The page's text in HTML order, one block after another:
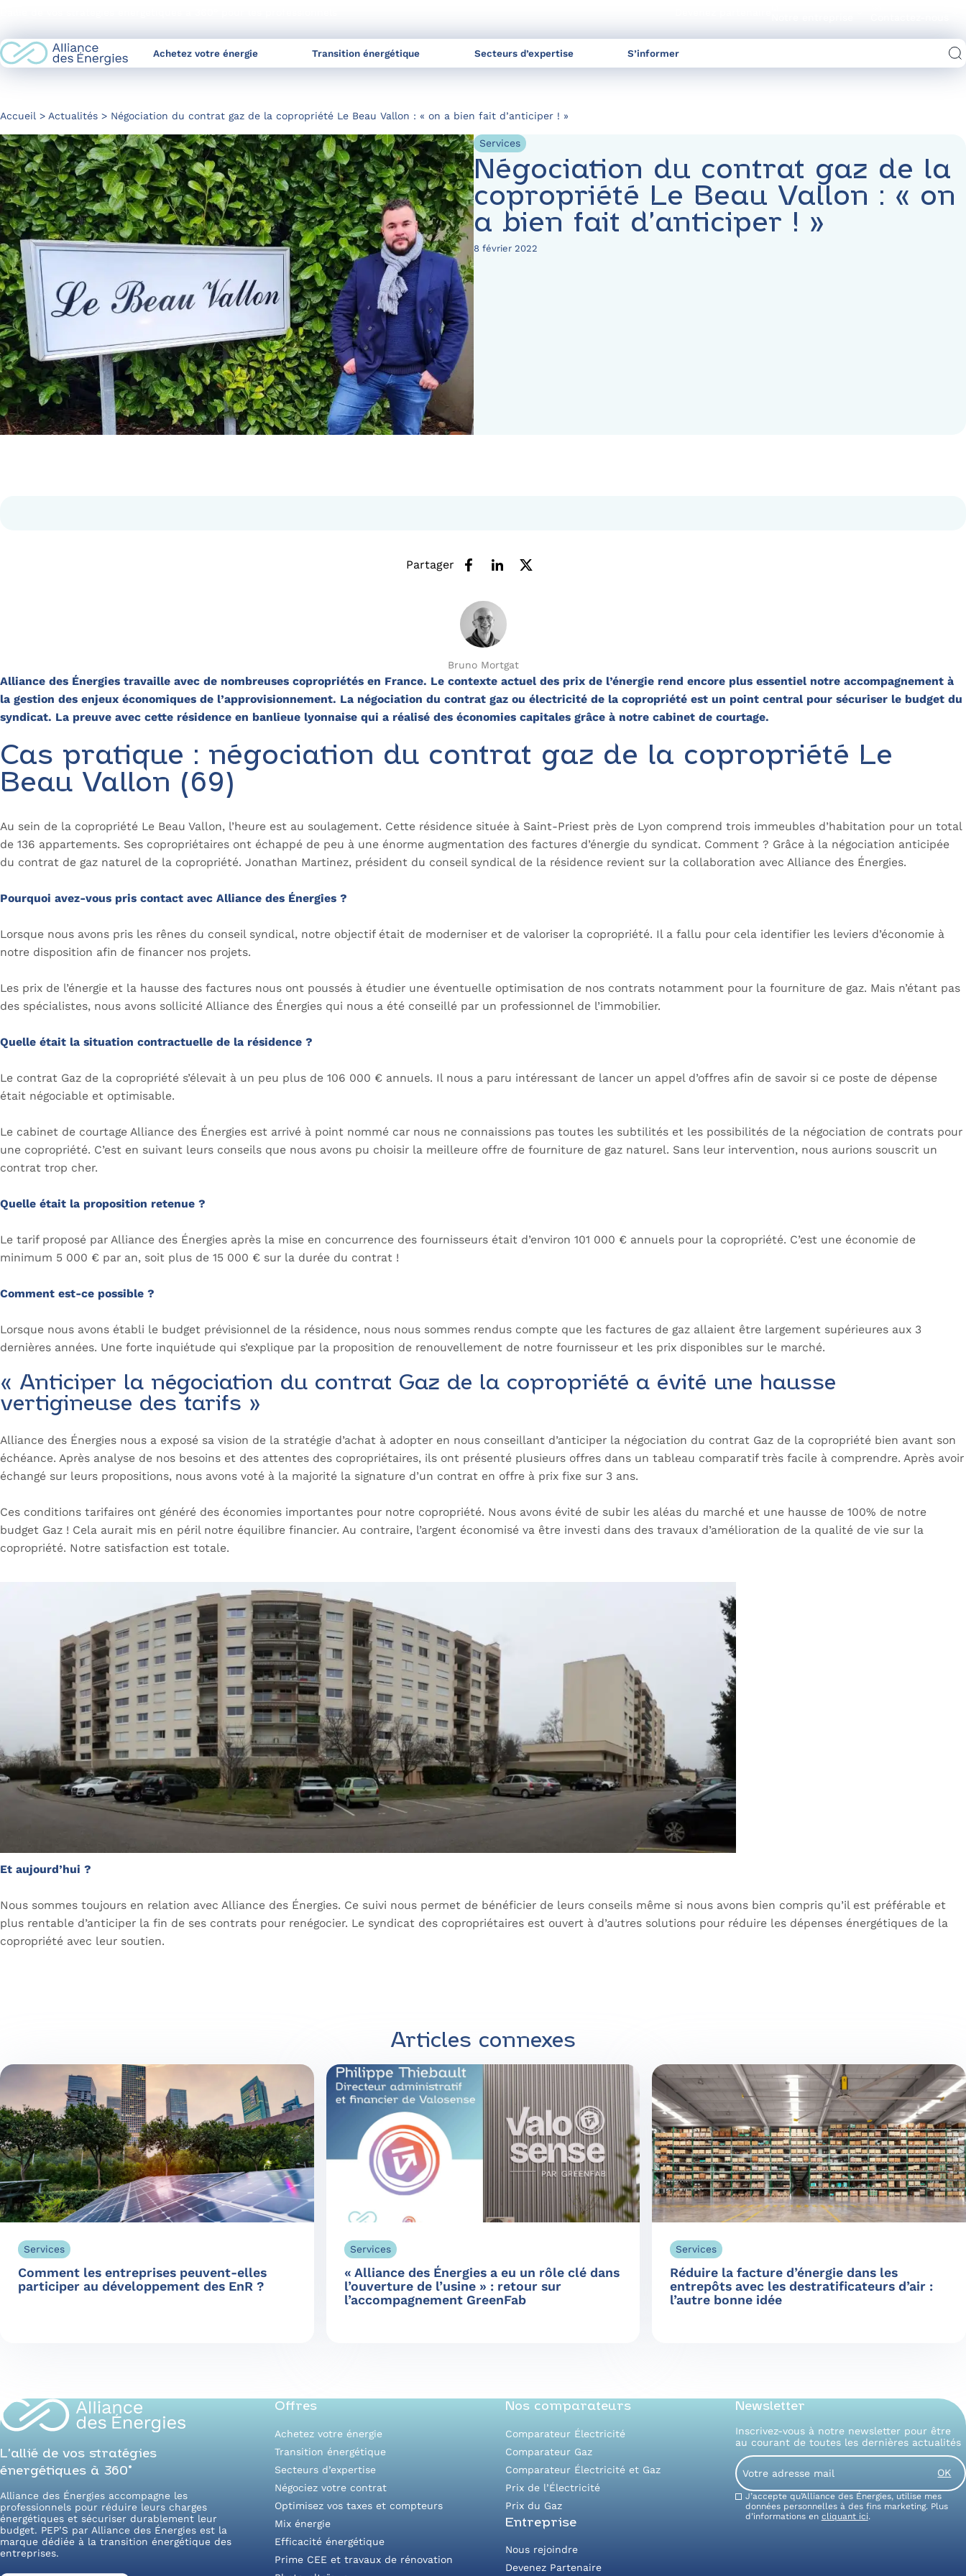
Content
Achetez votre énergie Transition énergétique Secteurs d’expertise S’informer
Accueil Actualités Négociation du contrat gaz de la copropriété Le Beau Vallon : « on a bien fait d’anticiper ! »
Services
Négociation du contrat gaz de la
copropriété Le Beau Vallon : « on
a bien fait d’anticiper ! »
8 février 2022
Partager
Bruno Mortgat
Alliance des Énergies travaille avec de nombreuses copropriétés en France. Le contexte actuel des prix de l’énergie rend encore plus essentiel notre accompagnement à
la gestion des enjeux économiques de l’approvisionnement. La négociation du contrat gaz ou électricité de la copropriété est un point central pour sécuriser le budget du
syndicat. La preuve avec cette résidence en banlieue lyonnaise qui a réalisé des économies capitales grâce à notre cabinet de courtage.
Cas pratique : négociation du contrat gaz de la copropriété Le
Beau Vallon (69)
Au sein de la copropriété Le Beau Vallon, l’heure est au soulagement. Cette résidence située à Saint-Priest près de Lyon comprend trois immeubles d’habitation pour un total
de 136 appartements. Ses copropriétaires ont échappé de peu à une énorme augmentation des factures d’énergie du syndicat. Comment ? Grâce à la négociation anticipée
du contrat de gaz naturel de la copropriété. Jonathan Martinez, président du conseil syndical de la résidence revient sur la collaboration avec Alliance des Énergies.
Pourquoi avez-vous pris contact avec Alliance des Énergies ?
Lorsque nous avons pris les rênes du conseil syndical, notre objectif était de moderniser et de valoriser la copropriété. Il a fallu pour cela identifier les leviers d’économie à
notre disposition afin de financer nos projets.
Les prix de l’énergie et la hausse des factures nous ont poussés à étudier une éventuelle optimisation de nos contrats notamment pour la fourniture de gaz. Mais n’étant pas
des spécialistes, nous avons sollicité Alliance des Énergies qui nous a été conseillé par un professionnel de l’immobilier.
Quelle était la situation contractuelle de la résidence ?
Le contrat Gaz de la copropriété s’élevait à un peu plus de 106 000 € annuels. Il nous a paru intéressant de lancer un appel d’offres afin de savoir si ce poste de dépense
était négociable et optimisable.
Le cabinet de courtage Alliance des Énergies est arrivé à point nommé car nous ne connaissions pas toutes les subtilités et les possibilités de la négociation de contrats pour
une copropriété. C’est en suivant leurs conseils que nous avons pu choisir la meilleure offre de fourniture de gaz naturel. Sans leur intervention, nous aurions souscrit un
contrat trop cher.
Quelle était la proposition retenue ?
Le tarif proposé par Alliance des Énergies après la mise en concurrence des fournisseurs était d’environ 101 000 € annuels pour la copropriété. C’est une économie de
minimum 5 000 € par an, soit plus de 15 000 € sur la durée du contrat !
Comment est-ce possible ?
Lorsque nous avons établi le budget prévisionnel de la résidence, nous nous sommes rendus compte que les factures de gaz allaient être largement supérieures aux 3
dernières années. Une forte inquiétude qui s’explique par la proposition de renouvellement de notre fournisseur et les prix disponibles sur le marché.
« Anticiper la négociation du contrat Gaz de la copropriété a évité une hausse
vertigineuse des tarifs »
Alliance des Énergies nous a exposé sa vision de la stratégie d’achat à adopter en nous conseillant d’anticiper la négociation du contrat Gaz de la copropriété bien avant son
échéance. Après analyse de nos besoins et des attentes des copropriétaires, ils ont présenté plusieurs offres dans un tableau comparatif très facile à comprendre. Après avoir
échangé sur leurs propositions, nous avons voté à la majorité la signature d’un contrat en offre à prix fixe sur 3 ans.
Ces conditions tarifaires ont généré des économies importantes pour notre copropriété. Nous avons évité de subir les aléas du marché et une hausse de 100% de notre
budget Gaz ! Cela aurait mis en péril notre équilibre financier. Au contraire, l’argent économisé va être investi dans des travaux d’amélioration de la qualité de vie sur la
copropriété. Notre satisfaction est totale.
Et aujourd’hui ?
Nous sommes toujours en relation avec Alliance des Énergies. Ce suivi nous permet de bénéficier de leurs conseils même si nous avons bien compris qu’il est préférable et
plus rentable d’anticiper la fin de ses contrats pour renégocier. Le syndicat des copropriétaires est ouvert à d’autres solutions pour réduire les dépenses énergétiques de la
copropriété avec leur soutien.
Articles connexes
Services
Comment les entreprises peuvent-elles
participer au développement des EnR ?
Services
« Alliance des Énergies a eu un rôle clé dans
l’ouverture de l’usine » : retour sur
l’accompagnement GreenFab
Services
Réduire la facture d’énergie dans les
entrepôts avec les destratificateurs d’air :
l’autre bonne idée
L’allié de vos stratégies
énergétiques à 360°
Alliance des Énergies accompagne les
professionnels pour réduire leurs charges
énergétiques et sécuriser durablement leur
budget. PEP’S par Alliance des Énergies est la
marque dédiée à la transition énergétique des
entreprises.
Offres
Achetez votre énergie
Transition énergétique
Secteurs d’expertise
Négociez votre contrat
Optimisez vos taxes et compteurs
Mix énergie
Efficacité énergétique
Prime CEE et travaux de rénovation
Nos comparateurs
Comparateur Électricité
Comparateur Gaz
Comparateur Électricité et Gaz
Prix de l’Électricité
Prix du Gaz
Entreprise
Nous rejoindre
Devenez Partenaire
Newsletter
Inscrivez-vous à notre newsletter pour être
au courant de toutes les dernières actualités
Consent
J’accepte qu’Alliance des Énergies, utilise mes
données personnelles à des fins marketing. Plus
d’informations en cliquant ici.
Email